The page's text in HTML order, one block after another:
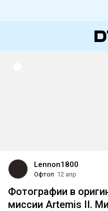
Lennon1800
Офтоп 12 апр
Фотографии в
миссии Artemis II.